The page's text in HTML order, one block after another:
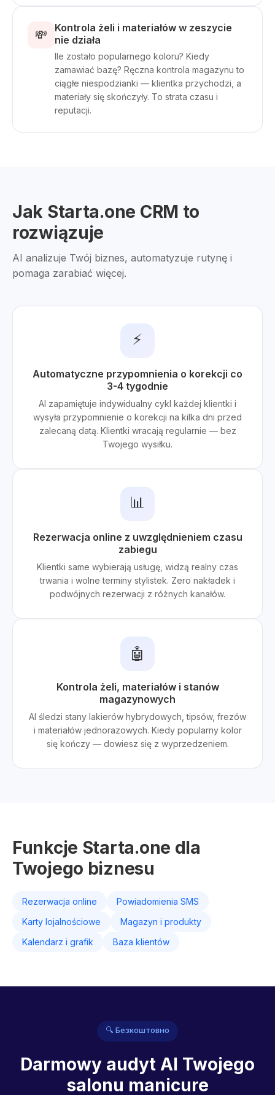
💸
Kontrola żeli i materiałów w zeszycie
nie działa
Ile zostało popularnego koloru? Kiedy
zamawiać bazę? Ręczna kontrola magazynu to
ciągłe niespodzianki — klientka przychodzi, a
materiały się skończyły. To strata czasu i
reputacji.
Jak Starta.one CRM to
rozwiązuje
AI analizuje Twój biznes, automatyzuje rutynę i
pomaga zarabiać więcej.
⚡
Automatyczne przypomnienia o korekcji co
3-4 tygodnie
AI zapamiętuje indywidualny cykl każdej klientki i
wysyła przypomnienie o korekcji na kilka dni przed
zalecaną datą. Klientki wracają regularnie — bez
Twojego wysiłku.
📊
Rezerwacja online z uwzględnieniem czasu
zabiegu
Klientki same wybierają usługę, widzą realny czas
trwania i wolne terminy stylistek. Zero nakładek i
podwójnych rezerwacji z różnych kanałów.
🤖
Kontrola żeli, materiałów i stanów
magazynowych
AI śledzi stany lakierów hybrydowych, tipsów, frezów
i materiałów jednorazowych. Kiedy popularny kolor
się kończy — dowiesz się z wyprzedzeniem.
Funkcje Starta.one dla
Twojego biznesu
Rezerwacja online
Powiadomienia SMS
Karty lojalnościowe
Magazyn i produkty
Kalendarz i grafik
Baza klientów
🔍 Безкоштовно
Darmowy audyt AI Twojego
salonu manicure